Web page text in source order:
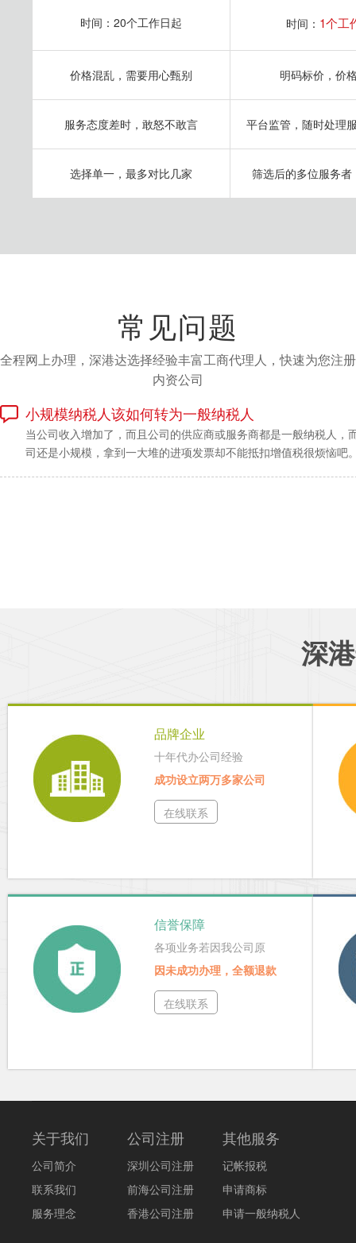
时间：20个工作日起 时间： 1个工
价格混乱，需要用心甄别 明码标价，价
服务态度差时，敢怒不敢言 平台监管，随时处理
选择单一，最多对比几家 筛选后的多位服务者
常见问题
全程网上办理，深港达选择经验丰富工商代理人，快速为您注册
内资公司
小规模纳税人该如何转为一般纳税人
当公司收入增加了，而且公司的供应商或服务商都是一般纳税人，
司还是小规模，拿到一大堆的进项发票却不能抵扣增值税很烦恼吧
深
品牌企业
十年代办公司经验
成功设立两万多家公司
在线联系
信誉保障
各项业务若因我公司原
因未成功办理，全额退款
在线联系
关于我们
公司简介
联系我们
服务理念
公司注册
深圳公司注册
前海公司注册
香港公司注册
其他服务
记帐报税
申请商标
申请一般纳税人